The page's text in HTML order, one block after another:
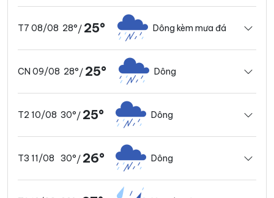
T7 08/08 28°/ 25° Dông kèm mưa đá
CN 09/08 28°/ 25° Dông
T2 10/08 30°/ 25° Dông
T3 11/08 30°/ 26° Dông